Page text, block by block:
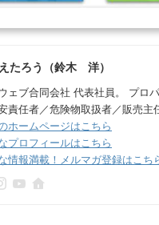
たろう（鈴木 洋）
ェブ合同会社 代表社員。 プロ
責任者／危険物取扱者／販売
ホームページはこちら
プロフィールはこちら
情報満載！メルマガ登録はこち